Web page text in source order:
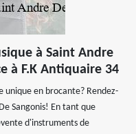
à Saint Andre
à F.K Antiquaire 34
unique en brocante? Rendez-
Sangonis! En tant que
d'instruments de